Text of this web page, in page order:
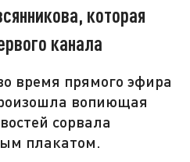
которая
канала
время прямого эфира
вопиющая
сорвала
плакатом.